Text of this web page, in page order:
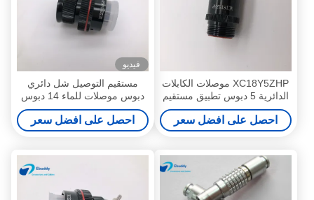
XC18Y5ZHP موصلات الكابلات
الدائرية 5 دبوس تطبيق مستقيم
المكونات الفضائية
احصل على افضل سعر
فيديو
مستقيم التوصيل شل دائري
دبوس موصلات للماء 14 دبوس
XC22T14KHP
احصل على افضل سعر